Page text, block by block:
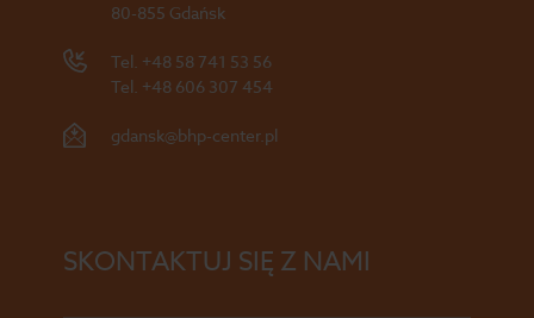
80-855 Gdańsk
Tel. +48 58 741 53 56
Tel. +48 606 307 454
gdansk@bhp-center.pl
SKONTAKTUJ SIĘ Z NAMI